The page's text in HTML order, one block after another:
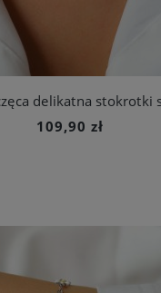
109,90 zł